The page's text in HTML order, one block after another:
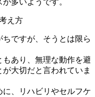
多いようです。
え方
ちですが、そうとは限ら
あり、無理な動作を避
大切だと言われていま
、リハビリやセルフケ